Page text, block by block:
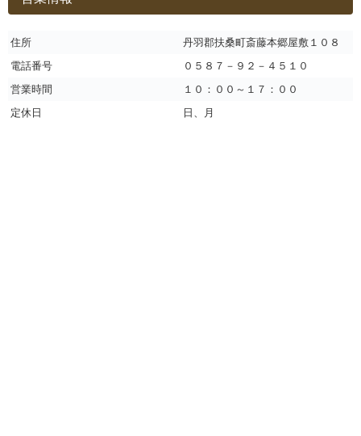
住所
丹羽郡扶桑町斎藤本郷屋敷１０８
電話番号
０５８７－９２－４５１０
営業時間
１０：００～１７：００
定休日
日、月